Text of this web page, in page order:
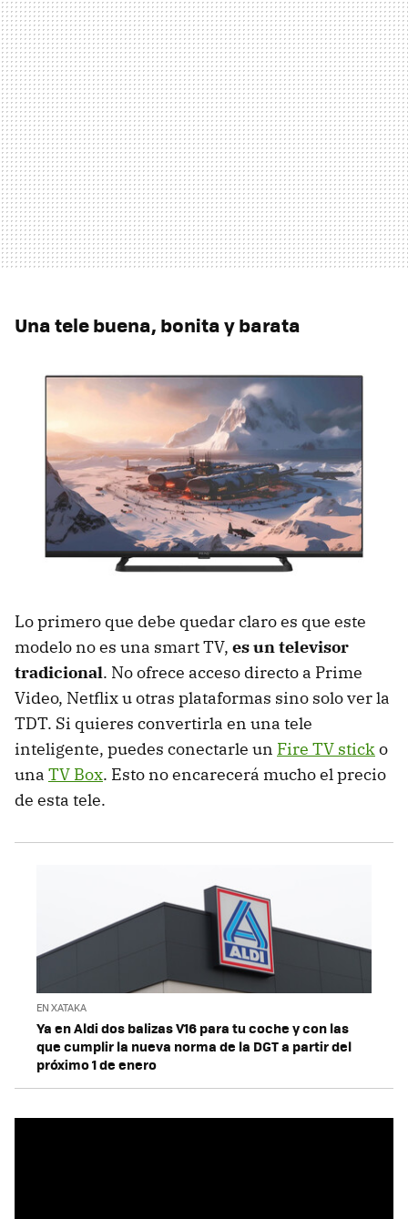
Una tele buena, bonita y barata
Lo primero que debe quedar claro es que este
modelo no es una smart TV, es un televisor
tradicional. No ofrece acceso directo a Prime
Video, Netflix u otras plataformas sino solo ver la
TDT. Si quieres convertirla en una tele
inteligente, puedes conectarle un Fire TV sticko
una TV Box. Esto no encarecerá mucho el precio
de esta tele.
EN XATAKA
Ya en Aldi dos balizas V16 para tu coche y con las
que cumplir la nueva norma de la DGT a partir del
próximo 1 de enero